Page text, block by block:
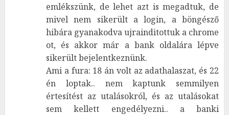
emlékszünk, de lehet azt is megadtuk, de
mivel nem sikerült a login, a böngésző
hibára gyanakodva ujrainditottuk a chrome
ot, és akkor már a bank oldalára lépve
sikerült bejelentkeznünk.
Ami a fura: 18 án volt az adathalaszat, és 22
én loptak.. nem kaptunk semmilyen
értesítést az utalásokról, és az utalásokat
sem kellett engedélyezni.. a banki